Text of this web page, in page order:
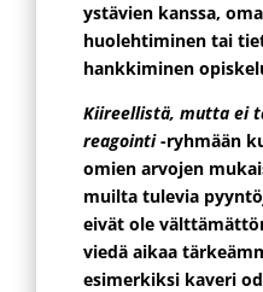
ystävien kanssa,
huolehtiminen tai
hankkiminen
Kiireellistä, mutta ei
reagointi-ryhmään
omien arvojen
muilta tulevia
eivät ole
viedä aikaa
esimerkiksi kaveri